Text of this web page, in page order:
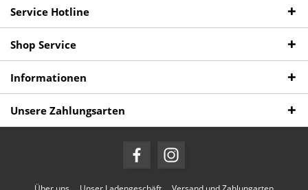
Service Hotline
Shop Service
Informationen
Unsere Zahlungsarten